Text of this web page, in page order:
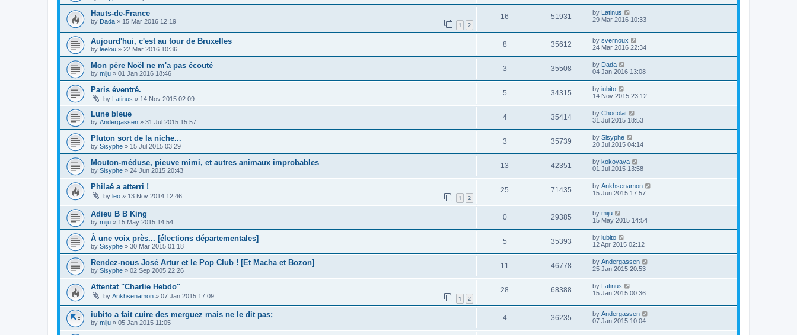
Hauts-de-France
by Dada » 15 Mar 2016 12:19 1 2
16 51931 by
Latinus
29 Mar 2016 10:33
Aujourd'hui, c'est au tour de Bruxelles
by leelou » 22 Mar 2016 10:36
8 35612 by svernoux
24 Mar 2016 22:34
Mon père Noël ne m'a pas écouté
by miju » 01 Jan 2016 18:46
3 35508 by Dada
04 Jan 2016 13:08
Paris éventré.
by Latinus » 14 Nov 2015 02:09
5 34315 by iubito
14 Nov 2015 23:12
Lune bleue
by Andergassen » 31 Jul 2015 15:57
4 35414 by Chocolat
31 Jul 2015 18:53
Pluton sort de la niche...
by Sisyphe » 15 Jul 2015 03:29
3 35739 by Sisyphe
20 Jul 2015 04:14
Mouton-méduse, pieuve mimi, et autres animaux improbables
by Sisyphe » 24 Jun 2015 20:43
13 42351 by kokoyaya
01 Jul 2015 13:58
Philaé a atterri !
by leo » 13 Nov 2014 12:46 1 2
25 71435 by Ankhsenamon
15 Jun 2015 17:57
Adieu B B King
by miju » 15 May 2015 14:54
0 29385 by miju
15 May 2015 14:54
À une voix près... [élections départementales]
by Sisyphe » 30 Mar 2015 01:18
5 35393 by iubito
12 Apr 2015 02:12
Rendez-nous José Artur et le Pop Club ! [Et Macha et Bozon]
by Sisyphe » 02 Sep 2005 22:26
11 46778 by Andergassen
25 Jan 2015 20:53
Attentat "Charlie Hebdo"
by Ankhsenamon » 07 Jan 2015 17:09 1 2
28 68388 by Latinus
15 Jan 2015 00:36
iubito a fait cuire des merguez mais ne le dit pas;
by miju » 05 Jan 2015 11:05
4 36235 by Andergassen
07 Jan 2015 10:04